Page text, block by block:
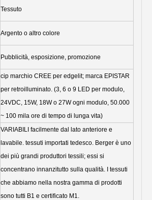
Tessuto
Argento o altro colore
Pubblicità, esposizione, promozione
cip marchio CREE per edgelit; marca EPISTAR
per retroilluminato. (3, 6 o 9 LED per modulo,
24VDC, 15W, 18W o 27W ogni modulo, 50.000
~ 100 mila ore di tempo di lunga vita)
VARIABILI facilmente dal lato anteriore e
lavabile. tessuti importati tedesco. Berger è uno
dei più grandi produttori tessili; essi si
concentrano innanzitutto sulla qualità. I tessuti
che abbiamo nella nostra gamma di prodotti
sono tutti B1 e certificato M1.